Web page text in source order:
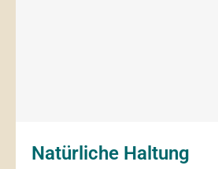
Natürliche Haltung